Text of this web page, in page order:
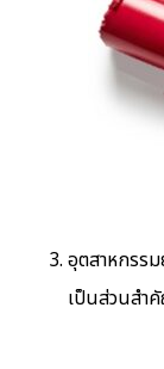
อุตสาหกรร
เป็นส่วนสำ